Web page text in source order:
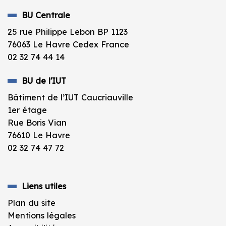
BU Centrale
25 rue Philippe Lebon BP 1123
76063 Le Havre Cedex France
02 32 74 44 14
BU de l'IUT
Bâtiment de l’IUT Caucriauville
1er étage
Rue Boris Vian
76610 Le Havre
02 32 74 47 72
Liens utiles
Plan du site
Mentions légales